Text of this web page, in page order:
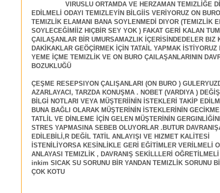
VIRUSLU ORTAMDA VE HERZAMAN TEMIZLİĞE
EDİLMELİ ODAYI TEMIZLEYİN BİLGİİS VERİYORUZ ON
TEMIZLİK ELAMANI BANA SOYLENMEDİ DIYOR (TEMIZLİK
SOYLECEĞİMİİZ HIÇBİR SEY YOK ) FAKAT GERİ KALAN TUM
ÇAILAŞANLAR BİR UMURSAMAZLIK İÇERİSİNDEDELER BIZ
DAKİKAKLAR GEÖÇİRMEK İÇİN TATAİL YAPMAK İSTİYORUZ
YEME İÇME TEMIZLİK VE ON BURO ÇAILAŞANLARININ
BOZUKLUĞÜ
ÇEŞME RESEPSIYON ÇALIŞANLARI (ON BURO )
AZARLAYACI, TARZDA KONUŞMA . NOBET (VARDIYA )
BİLGİ NOTLARI VEYA MÜŞTERİİNİN İSTEKLERİ TAKİP
BUNA BAĞLI OLARAK MÜŞTERİNİN İSTEKLERİNİN
TATLİL VE DİNLEME İÇİN GELEN MÜŞTERİNİN
STRES YAPMASINA SEBEB OLUYORLAR .BUTUR
EDİLEBİLİ,R DEĞİL TATİL ANLAYIŞI VE HIZMET KALİTESİ
İSTENİLİYORSA KESİNLİKLE GERİ EĞİTİMLER VERİLMELİ
ANLAYASI TEMIZLİK , DAVRANIŞ SEKİLLLERİ
inkim SICAK SU SORUNU BİR YANDAN TEMIZLİK SORUNU
ÇOK KOTU